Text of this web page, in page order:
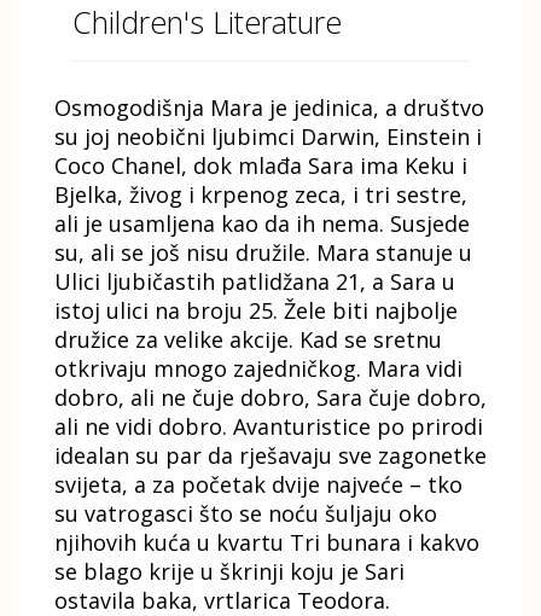
Children's Literature
Osmogodišnja Mara je jedinica, a društvo
su joj neobični ljubimci Darwin, Einstein i
Coco Chanel, dok mlađa Sara ima Keku i
Bjelka, živog i krpenog zeca, i tri sestre,
ali je usamljena kao da ih nema. Susjede
su, ali se još nisu družile. Mara stanuje u
Ulici ljubičastih patlidžana 21, a Sara u
istoj ulici na broju 25. Žele biti najbolje
družice za velike akcije. Kad se sretnu
otkrivaju mnogo zajedničkog. Mara vidi
dobro, ali ne čuje dobro, Sara čuje dobro,
ali ne vidi dobro. Avanturistice po prirodi
idealan su par da rješavaju sve zagonetke
svijeta, a za početak dvije najveće – tko
su vatrogasci što se noću šuljaju oko
njihovih kuća u kvartu Tri bunara i kakvo
se blago krije u škrinji koju je Sari
ostavila baka, vrtlarica Teodora.